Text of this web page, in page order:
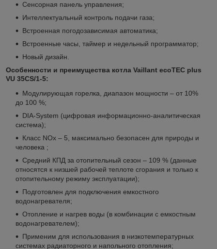
Сенсорная панель управления;
Интеллектуальный контроль подачи газа;
Встроенная погодозависимая автоматика;
Встроенные часы, таймер и недельный программатор;
Новый дизайн.
Особенности и преимущества котла Vaillant ecoTEC plus
VU 35CS/1-5:
Модулирующая горелка, диапазон мощности – от 10%
до 100 %;
DIA-System (цифровая информационно-аналитическая
система);
Класс NOx – 5, максимально безопасен для природы и
человека ;
Средний КПД за отопительный сезон – 109 % (данные
относятся к низшей рабочей теплоте сгорания и только к
отопительному режиму эксплуатации);
Подготовлен для подключения емкостного
водонагревателя;
Отопление и нагрев воды (в комбинации с емкостным
водонагревателем);
Применим для использования в низкотемпературных
системах радиаторного и напольного отопления;